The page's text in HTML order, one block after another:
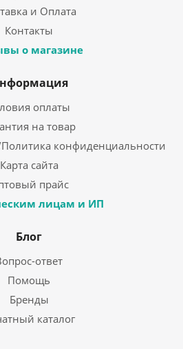
и Оплата
Контакты
о магазине
оплаты
на товар
конфиденциальности
Карта сайта
прайс
лицам и ИП
Блог
ответ
Помощь
Бренды
каталог